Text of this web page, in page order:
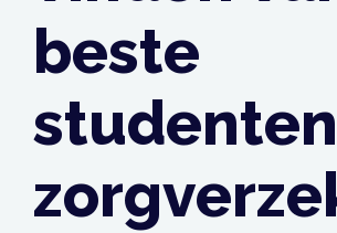
beste
studenten